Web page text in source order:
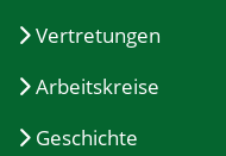
Vertretungen
Arbeitskreise
Geschichte